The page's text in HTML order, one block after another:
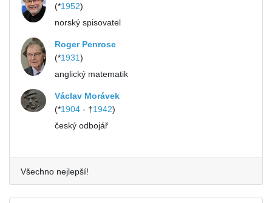
(*1952)
norský spisovatel
Roger Penrose
(*1931)
anglický matematik
Václav Morávek
(*1904- †1942)
český odbojář
Všechno nejlepší!